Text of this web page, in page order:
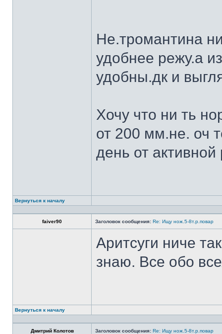
Не.тромантина
удобнее режу.а
удобны.дк и
Хочу что ни ть
от 200 мм.не. оч
день от
Вернуться к началу
faiver90 Заголовок сообщения: Re: Ищу нож.5-8т.р.повар
Аритсуги ниче
знаю. Все обо
Вернуться к началу
Дмитрий Колотов Заголовок сообщения: Re: Ищу нож.5-8т.р.повар